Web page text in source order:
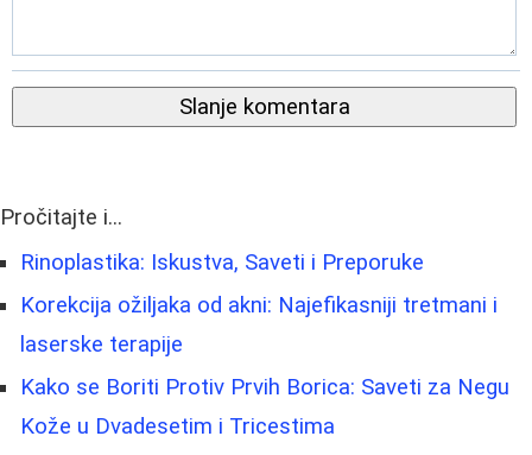
Slanje komentara
Pročitajte i...
Rinoplastika: Iskustva, Saveti i Preporuke
Korekcija ožiljaka od akni: Najefikasniji tretmani i
laserske terapije
Kako se Boriti Protiv Prvih Borica: Saveti za Negu
Kože u Dvadesetim i Tricestima